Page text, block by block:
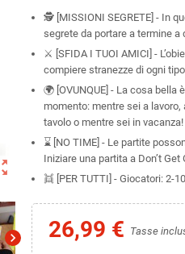
chevron_right
🕵️ [MISSIONI SEGRETE] - In
segrete da portare a termine
⚔️ [SFIDA I TUOI AMICI] -
compiere stranezze di ogni
🌍 [OVUNQUE] - La cosa bella
momento: mentre sei a
tavolo o mentre sei in vacanza!
⌛ [NO TIME] - Le partite
Iniziare una partita a Don’t
👯 [PER TUTTI] - Giocatori: 2-
26,99 € Tasse